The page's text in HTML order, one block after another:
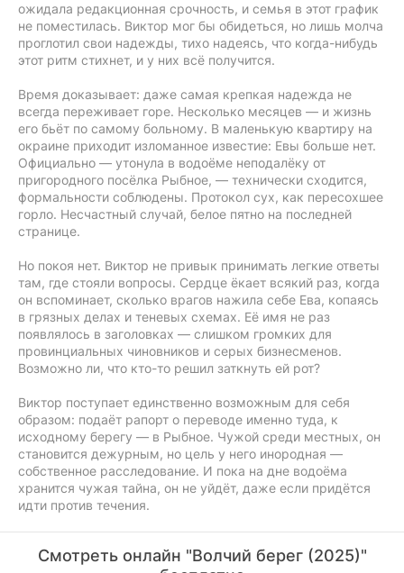
ожидала редакционная срочность, и семья в этот график
не поместилась. Виктор мог бы обидеться, но лишь молча
проглотил свои надежды, тихо надеясь, что когда-нибудь
этот ритм стихнет, и у них всё получится.
Время доказывает: даже самая крепкая надежда не
всегда переживает горе. Несколько месяцев — и жизнь
его бьёт по самому больному. В маленькую квартиру на
окраине приходит изломанное известие: Евы больше нет.
Официально — утонула в водоёме неподалёку от
пригородного посёлка Рыбное, — технически сходится,
формальности соблюдены. Протокол сух, как пересохшее
горло. Несчастный случай, белое пятно на последней
странице.
Но покоя нет. Виктор не привык принимать легкие ответы
там, где стояли вопросы. Сердце ёкает всякий раз, когда
он вспоминает, сколько врагов нажила себе Ева, копаясь
в грязных делах и теневых схемах. Её имя не раз
появлялось в заголовках — слишком громких для
провинциальных чиновников и серых бизнесменов.
Возможно ли, что кто-то решил заткнуть ей рот?
Виктор поступает единственно возможным для себя
образом: подаёт рапорт о переводе именно туда, к
исходному берегу — в Рыбное. Чужой среди местных, он
становится дежурным, но цель у него инородная —
собственное расследование. И пока на дне водоёма
хранится чужая тайна, он не уйдёт, даже если придётся
идти против течения.
Смотреть онлайн "Волчий берег (2025)"